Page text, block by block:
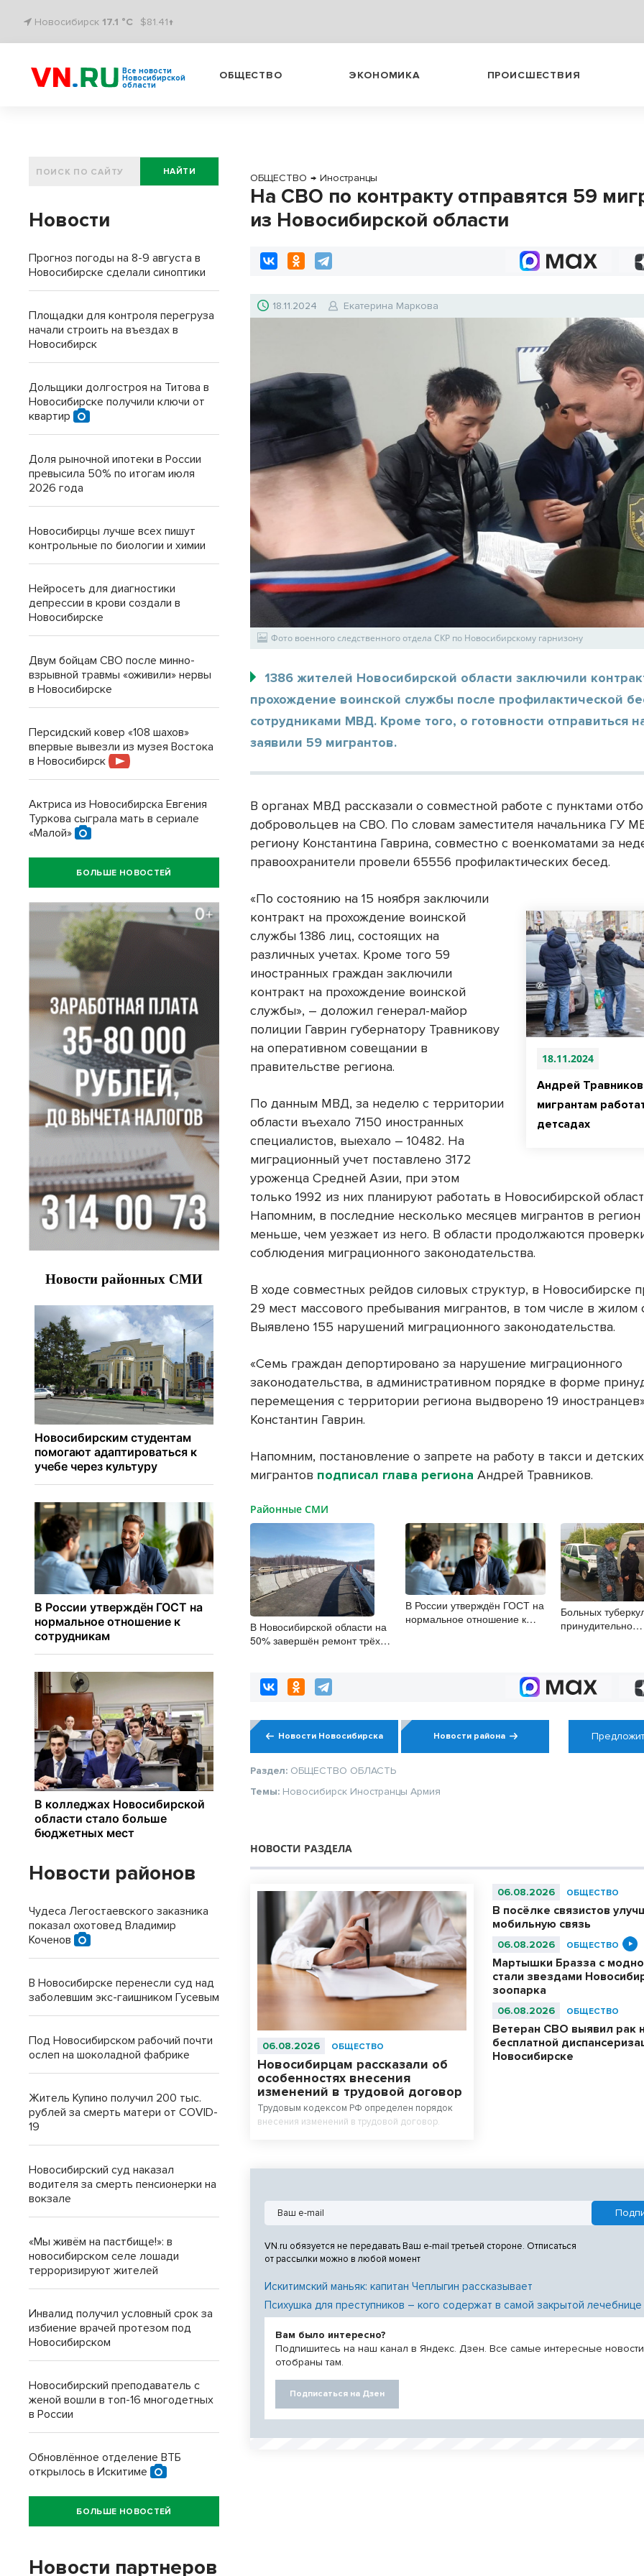
Новосибирск 17.1 °C $81.41↑
Все новости
Новосибирской
области
ОБЩЕСТВО ЭКОНОМИКА ПРОИСШЕСТВИЯ
ОБЩЕСТВО → Иностранцы
На СВО по контракту отправятся 59
из Новосибирской области
18.11.2024 Екатерина Маркова
Фото военного следственного отдела СКР по Новосибирскому гарнизону
1386 жителей Новосибирской области заключили
прохождение воинской службы после профилактической
сотрудниками МВД. Кроме того, о готовности отправиться
заявили 59 мигрантов.
В органах МВД рассказали о совместной работе с пунктами
добровольцев на СВО. По словам заместителя начальника ГУ
региону Константина Гаврина, совместно с военкоматами за
правоохранители провели 65556 профилактических бесед.
18.11.2024
Андрей
мигрантам
детсадах
«По состоянию на 15 ноября заключили
контракт на прохождение воинской
службы 1386 лиц, состоящих на
различных учетах. Кроме того 59
иностранных граждан заключили
контракт на прохождение воинской
службы», – доложил генерал-майор
полиции Гаврин губернатору Травникову
на оперативном совещании в
правительстве региона.
По данным МВД, за неделю с территории
области въехало 7150 иностранных
специалистов, выехало – 10482. На
миграционный учет поставлено 3172
уроженца Средней Азии, при этом
только 1992 из них планируют работать в Новосибирской
Напомним, в последние несколько месяцев мигрантов в регион
меньше, чем уезжает из него. В области продолжаются
соблюдения миграционного законодательства.
В ходе совместных рейдов силовых структур, в Новосибирске
29 мест массового пребывания мигрантов, в том числе в жилом
Выявлено 155 нарушений миграционного законодательства.
«Семь граждан депортировано за нарушение миграционного
законодательства, в административном порядке в форме
перемещения с территории региона выдворено 19
Константин Гаврин.
Напомним, постановление о запрете на работу в такси и
мигрантов подписал глава региона Андрей Травников.
Районные СМИ
В Новосибирской области на
50% завершён ремонт трёх
В России утверждён ГОСТ на
нормальное отношение к
Больных
принудительно
Новости Новосибирска Новости района
Раздел: ОБЩЕСТВО ОБЛАСТЬ
Темы: Новосибирск Иностранцы Армия
НОВОСТИ РАЗДЕЛА
06.08.2026 ОБЩЕСТВО
Новосибирцам рассказали об
особенностях внесения
изменений в трудовой договор
Трудовым кодексом РФ определен порядок
внесения изменений в трудовой договор.
06.08.2026 ОБЩЕСТВО
В посёлке связистов
мобильную связь
06.08.2026 ОБЩЕСТВО
Мартышки Бразза с
стали звездами
зоопарка
06.08.2026 ОБЩЕСТВО
Ветеран СВО выявил рак
бесплатной
Новосибирске
VN.ru обязуется не передавать Ваш e-mail третьей стороне. Отписаться
от рассылки можно в любой момент
Искитимский маньяк: капитан Чеплыгин рассказывает
Психушка для преступников – кого содержат в самой закрытой
Вам было интересно?
Подпишитесь на наш канал в Яндекс. Дзен. Все самые интересные новости
отобраны там.
Подписаться на Дзен
НАЙТИ
Новости
Прогноз погоды на 8-9 августа в
Новосибирске сделали синоптики
Площадки для контроля перегруза
начали строить на въездах в
Новосибирск
Дольщики долгостроя на Титова в
Новосибирске получили ключи от
квартир
Доля рыночной ипотеки в России
превысила 50% по итогам июля
2026 года
Новосибирцы лучше всех пишут
контрольные по биологии и химии
Нейросеть для диагностики
депрессии в крови создали в
Новосибирске
Двум бойцам СВО после минно-
взрывной травмы «оживили» нервы
в Новосибирске
Персидский ковер «108 шахов»
впервые вывезли из музея Востока
в Новосибирск
Актриса из Новосибирска Евгения
Туркова сыграла мать в сериале
«Малой»
БОЛЬШЕ НОВОСТЕЙ
Новости районов
Чудеса Легостаевского заказника
показал охотовед Владимир
Коченов
В Новосибирске перенесли суд над
заболевшим экс-гаишником Гусевым
Под Новосибирском рабочий почти
ослеп на шоколадной фабрике
Житель Купино получил 200 тыс.
рублей за смерть матери от COVID-
19
Новосибирский суд наказал
водителя за смерть пенсионерки на
вокзале
«Мы живём на пастбище!»: в
новосибирском селе лошади
терроризируют жителей
Инвалид получил условный срок за
избиение врачей протезом под
Новосибирском
Новосибирский преподаватель с
женой вошли в топ-16 многодетных
в России
Обновлённое отделение ВТБ
открылось в Искитиме
БОЛЬШЕ НОВОСТЕЙ
Новости партнеров